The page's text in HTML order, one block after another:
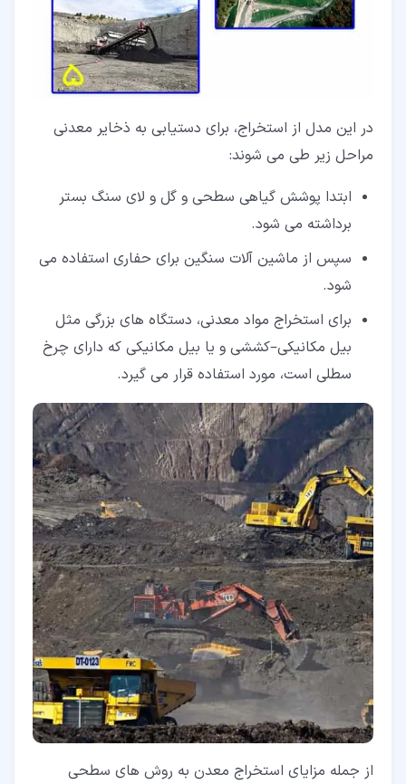
در این مدل از استخراج، برای دستیابی به ذخایر معدنی
مراحل زیر طی می شوند:
ابتدا پوشش گیاهی سطحی و گل و لای سنگ بستر
برداشته می شود.
سپس از ماشین آلات سنگین برای حفاری استفاده می
شود.
برای استخراج مواد معدنی، دستگاه های بزرگی مثل
بیل مکانیکی–کششی و یا بیل مکانیکی که دارای چرخ
سطلی است، مورد استفاده قرار می گیرد.
از جمله مزایای استخراج معدن به روش های سطحی